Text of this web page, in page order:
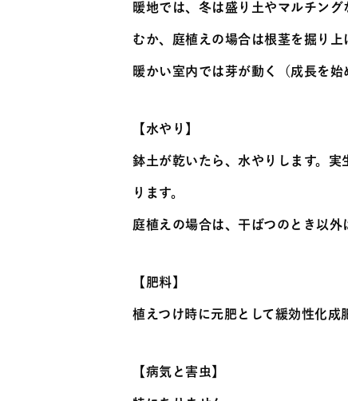
暖地では、冬は盛り土やマルチン
むか、庭植えの場合は根茎を掘り上
暖かい室内では芽が動く（成長を
【水やり】
鉢土が乾いたら、水やりします。
ります。
庭植えの場合は、干ばつのとき以外
【肥料】
植えつけ時に元肥として緩効性化成
【病気と害虫】